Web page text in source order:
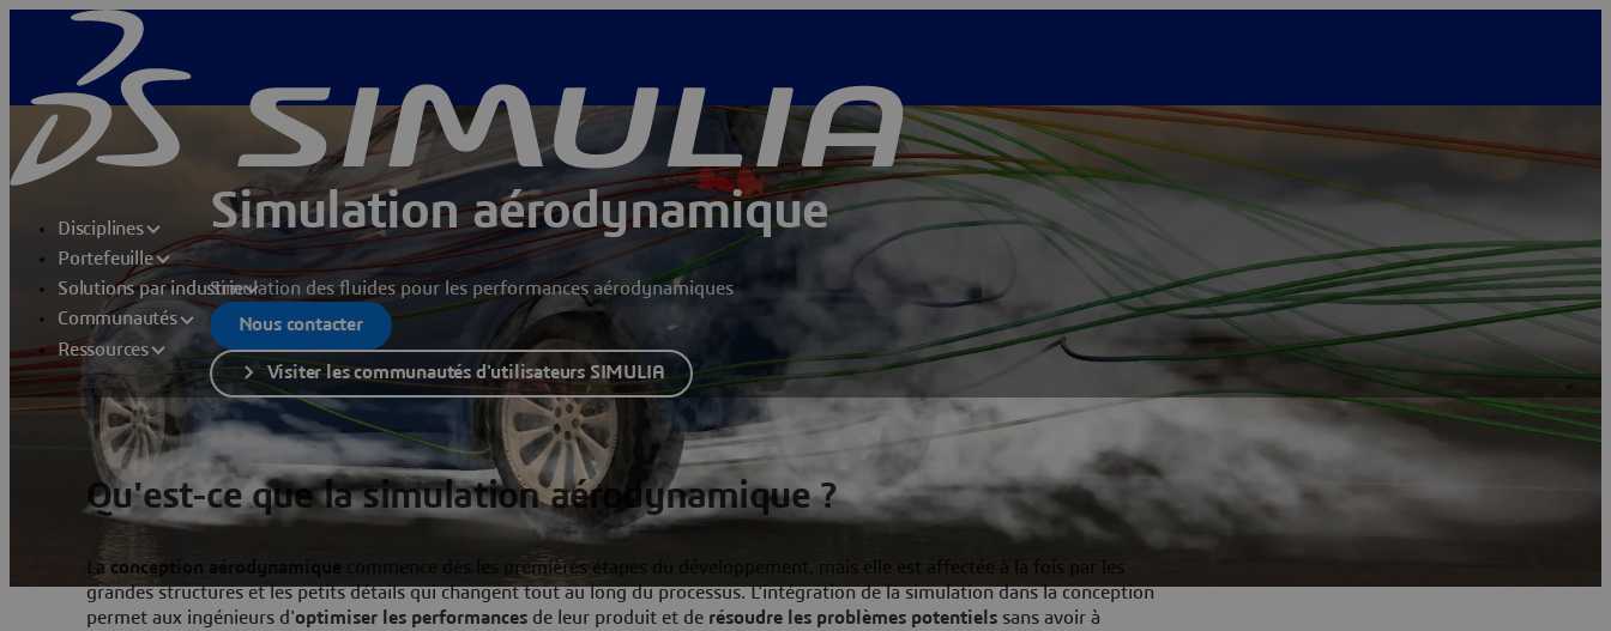
Disciplines
Portefeuille
Solutions par industrie
Communautés
Ressources
Simulation aérodynamique
Simulation des fluides pour les performances aérodynamiques
Nous contacter
Visiter les communautés d'utilisateurs SIMULIA
Qu'est-ce que la simulation aérodynamique ?
La conception aérodynamique
commence dès les premières étapes du développement, mais elle est affectée à la fois par les
grandes structures et les petits détails qui changent tout au long du processus. L'intégration de la simulation dans la conception
permet aux ingénieurs d'optimiser les performances de leur produit et de résoudre les problèmes potentiels sans avoir à